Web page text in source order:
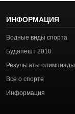
ИНФОРМАЦИЯ
Водные виды спорта
Будапешт 2010
Результаты олимпиады
Все о спорте
Информация